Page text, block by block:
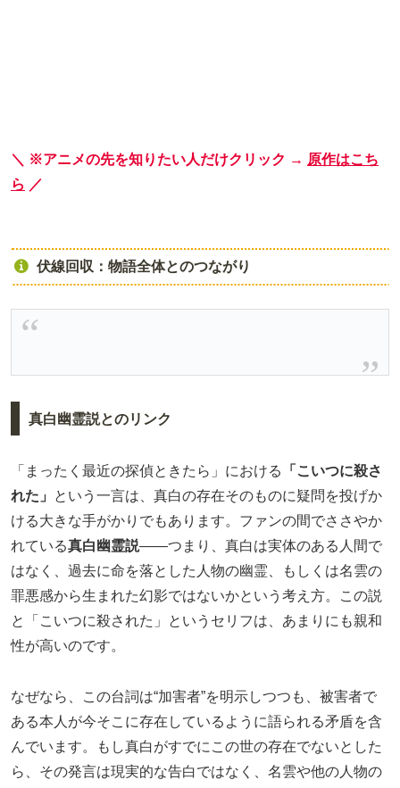
＼ ※アニメの先を知りたい人だけクリック → 原作はこち
ら ／
伏線回収：物語全体とのつながり
真白幽霊説とのリンク
「まったく最近の探偵ときたら」における
「こいつに殺さ
れた」
という一言は、真白の存在そのものに疑問を投げか
ける大きな手がかりでもあります。ファンの間でささやか
れている真白幽霊説――つまり、真白は実体のある人間で
はなく、過去に命を落とした人物の幽霊、もしくは名雲の
罪悪感から生まれた幻影ではないかという考え方。この説
と「こいつに殺された」というセリフは、あまりにも親和
性が高いのです。
なぜなら、この台詞は“加害者”を明示しつつも、被害者で
ある本人が今そこに存在しているように語られる矛盾を含
んでいます。もし真白がすでにこの世の存在でないとした
ら、その発言は現実的な告白ではなく、名雲や他の人物の